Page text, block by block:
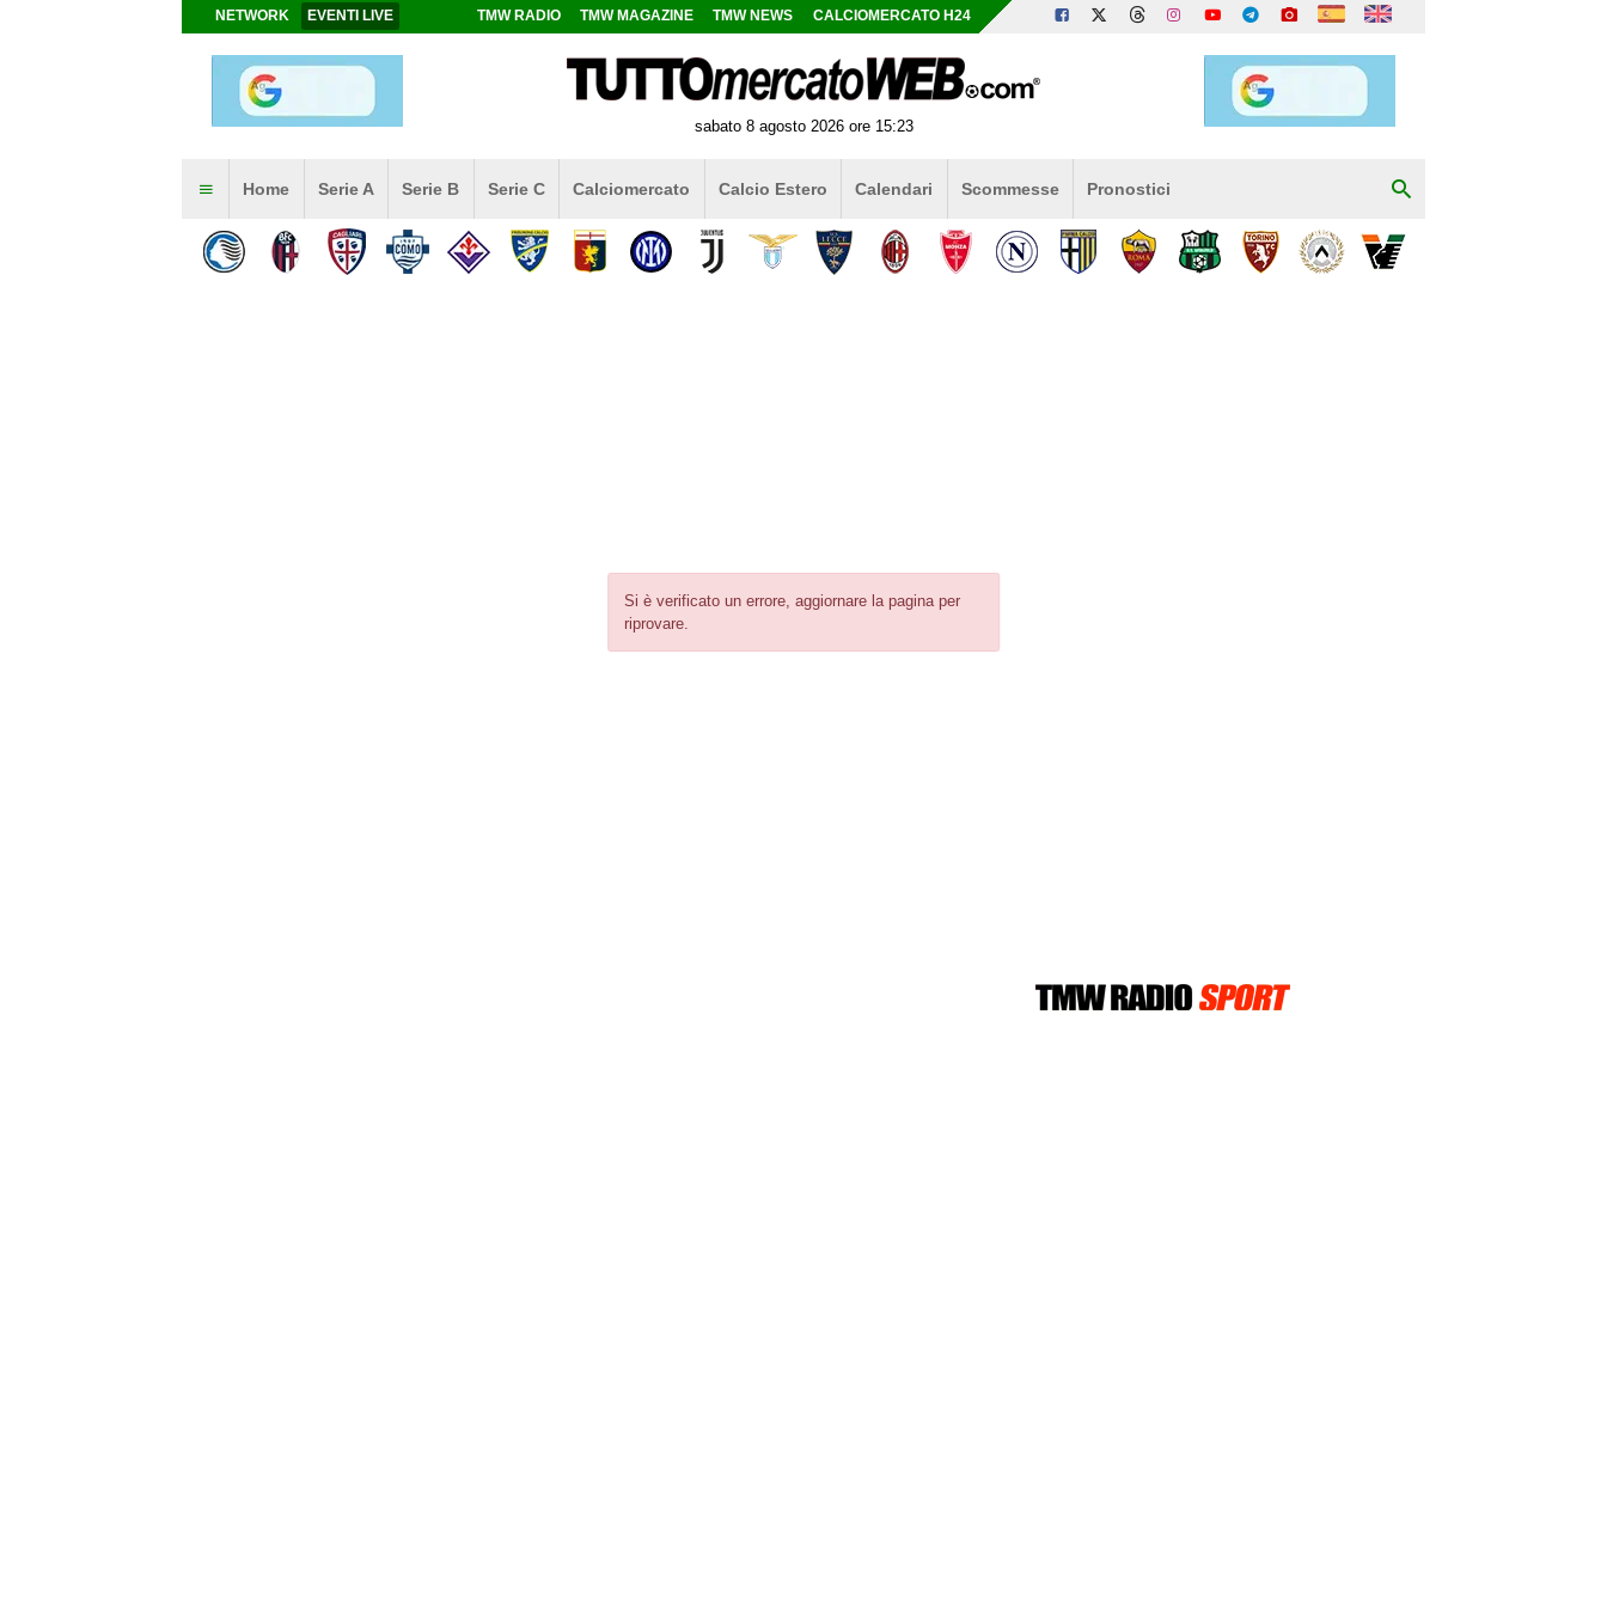
Si è verificato un errore, aggiornare la pagina per
riprovare.
NETWORK EVENTI LIVE TMW RADIO TMW MAGAZINE TMW NEWS CALCIOMERCATO H24
sabato 8 agosto 2026 ore 15:23
Home Serie A Serie B Serie C Calciomercato Calcio Estero Calendari Scommesse Pronostici